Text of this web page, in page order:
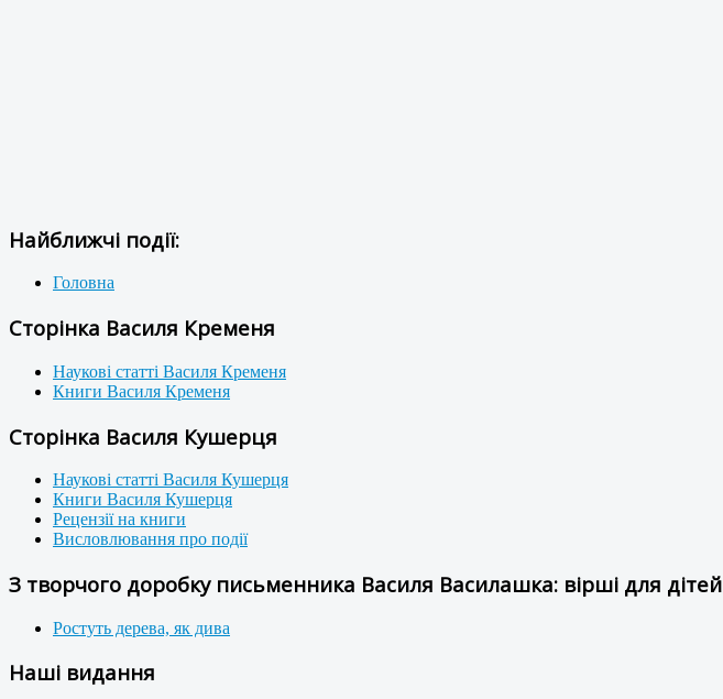
Найближчі події:
Головна
Сторінка Василя Кременя
Наукові статті Василя Кременя
Книги Василя Кременя
Сторінка Василя Кушерця
Наукові статті Василя Кушерця
Книги Василя Кушерця
Рецензії на книги
Висловлювання про події
З творчого доробку письменника Василя Василашка: вірші для дітей
Ростуть дерева, як дива
Наші видання